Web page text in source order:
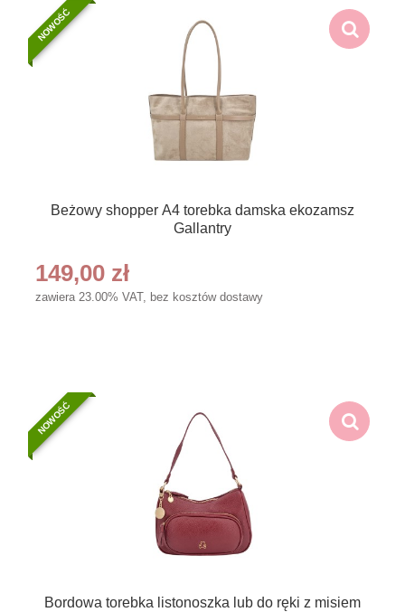
Beżowy shopper A4 torebka damska ekozamsz
Gallantry
149,00 zł
zawiera 23.00% VAT, bez kosztów dostawy
NOWOŚĆ
Bordowa torebka listonoszka lub do ręki z misiem
NOWOŚĆ